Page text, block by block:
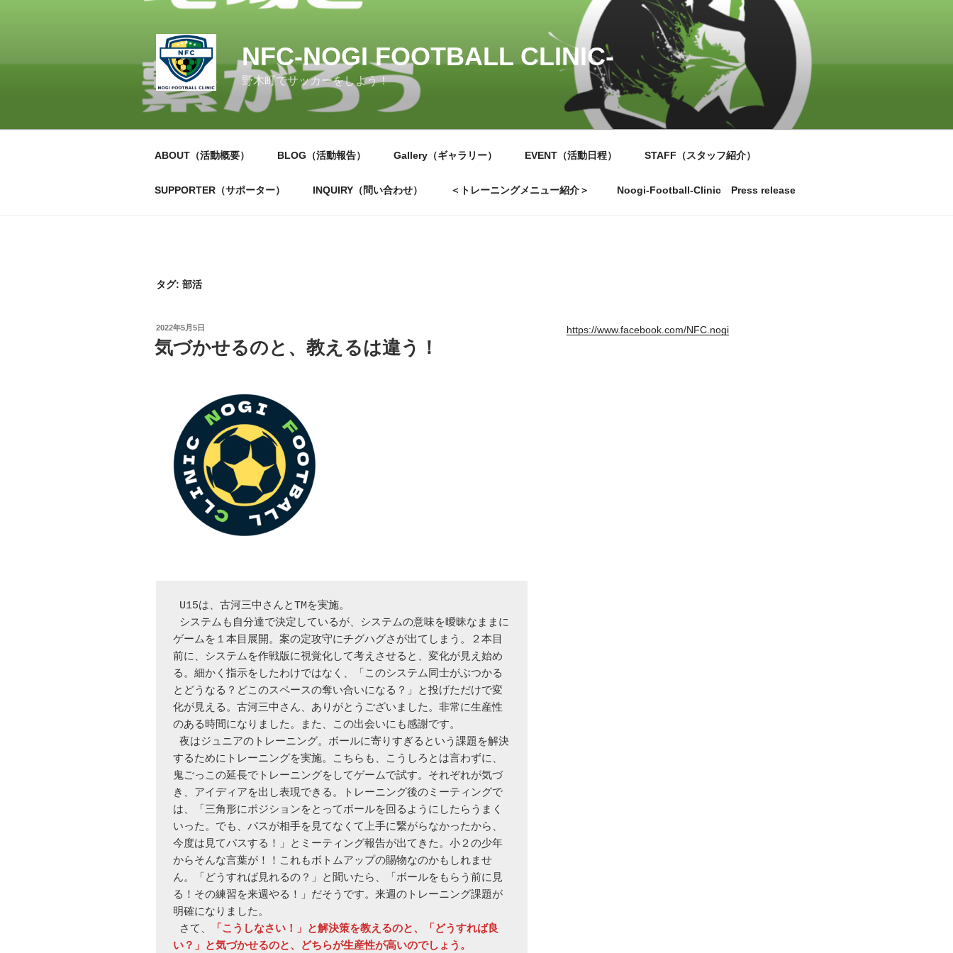
キ
NFC-NOGI FOOTBALL CLINIC-
野木町でサッカーをしよう！
ABOUT（活動概要） BLOG（活動報告） Gallery（ギャラリー） EVENT（活動日程） STAFF（スタッフ紹介）
SUPPORTER（サポーター） INQUIRY（問い合わせ） ＜トレーニングメニュー紹介＞ Noogi-Football-Clinic Press release
タグ: 部活
投
稿
日:
2022年5月5日
気づかせるのと、教えるは違う！
ゲームを１本目展開。案の定攻守にチグハグさが出てしまう。２本目
前に、システムを作戦版に視覚化して考えさせると、変化が見え始め
る。細かく指示をしたわけではなく、「このシステム同士がぶつかる
とどうなる？どこのスペースの奪い合いになる？」と投げただけで変
化が見える。古河三中さん、ありがとうございました。非常に生産性
のある時間になりました。また、この出会いにも感謝です。
するためにトレーニングを実施。こちらも、こうしろとは言わずに、
鬼ごっこの延長でトレーニングをしてゲームで試す。それぞれが気づ
き、アイディアを出し表現できる。トレーニング後のミーティングで
は、「三角形にポジションをとってボールを回るようにしたらうまく
いった。でも、パスが相手を見てなくて上手に繋がらなかったから、
今度は見てパスする！」とミーティング報告が出てきた。小２の少年
からそんな言葉が！！これもボトムアップの賜物なのかもしれませ
ん。「どうすれば見れるの？」と聞いたら、「ボールをもらう前に見
る！その練習を来週やる！」だそうです。来週のトレーニング課題が
明確になりました。
さて、
「こうしなさい！」と解決策を教えるのと、「どうすれば良
い？」と気づかせるのと、どちらが生産性が高いのでしょう。
https://www.facebook.com/NFC.nogi